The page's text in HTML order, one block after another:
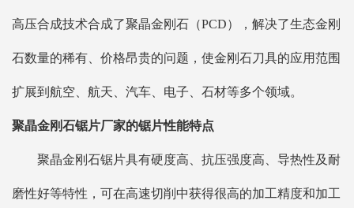
高压合成技术合成了聚晶金刚石（PCD），解决了生态金刚
石数量的稀有、价格昂贵的问题，使金刚石刀具的应用范围
扩展到航空、航天、汽车、电子、石材等多个领域。
聚晶金刚石锯片厂家的锯片性能特点
聚晶金刚石锯片具有硬度高、抗压强度高、导热性及耐
磨性好等特性，可在高速切削中获得很高的加工精度和加工